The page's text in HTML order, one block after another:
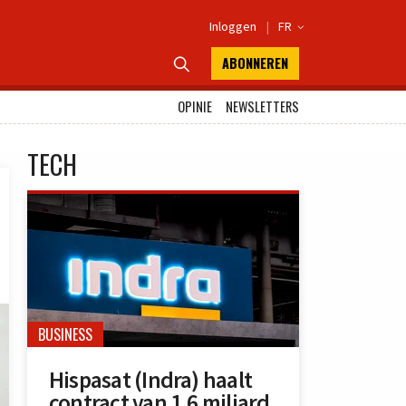
Inloggen | FR 
 ABONNEREN
OPINIE NEWSLETTERS
TECH
BUSINESS
Hispasat (Indra) haalt